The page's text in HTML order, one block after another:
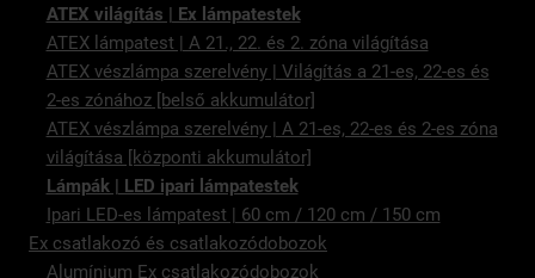
ATEX világítás | Ex lámpatestek
ATEX lámpatest | A 21., 22. és 2. zóna világítása
ATEX vészlámpa szerelvény | Világítás a 21-es, 22-es és
2-es zónához [belső akkumulátor]
ATEX vészlámpa szerelvény | A 21-es, 22-es és 2-es zóna
világítása [központi akkumulátor]
Lámpák | LED ipari lámpatestek
Ipari LED-es lámpatest | 60 cm / 120 cm / 150 cm
Ex csatlakozó és csatlakozódobozok
Alumínium Ex csatlakozódobozok